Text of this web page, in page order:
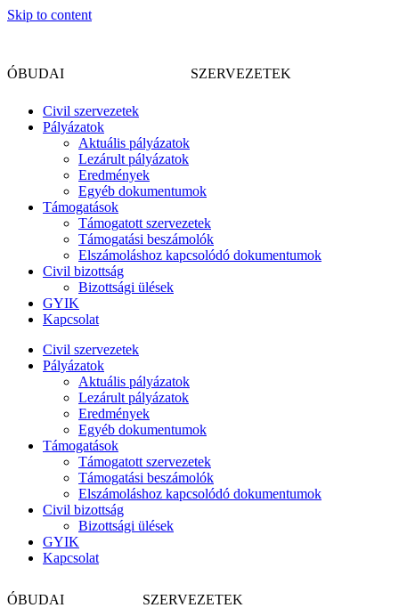
Skip to content
ÓBUDAI SZERVEZETEK
Civil szervezetek
Pályázatok
Aktuális pályázatok
Lezárult pályázatok
Eredmények
Egyéb dokumentumok
Támogatások
Támogatott szervezetek
Támogatási beszámolók
Elszámoláshoz kapcsolódó dokumentumok
Civil bizottság
Bizottsági ülések
GYIK
Kapcsolat
Civil szervezetek
Pályázatok
Aktuális pályázatok
Lezárult pályázatok
Eredmények
Egyéb dokumentumok
Támogatások
Támogatott szervezetek
Támogatási beszámolók
Elszámoláshoz kapcsolódó dokumentumok
Civil bizottság
Bizottsági ülések
GYIK
Kapcsolat
ÓBUDAI SZERVEZETEK